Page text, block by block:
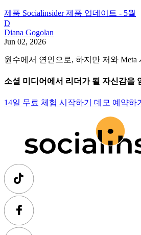
제품 Socialinsider 제품 업데이트 - 5월
D
Diana Gogolan
Jun 02, 2026
원수에서 연인으로, 하지만 저와 Meta
소셜 미디어에서 리더가 될 자신감을
14일 무료 체험 시작하기 데모 예약하기